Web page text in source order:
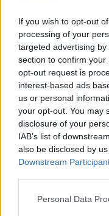
If you wish to opt-out
processing of your
targeted advertising
section to confirm
opt-out request is
interest-based ads
us or personal
your opt-out. You may
disclosure of your
IAB’s list of
also be disclosed by
Downstream
Please note that this
Personal Data
Guía completa
de vehículos
Conoce todo lo
AUTOMOVIL